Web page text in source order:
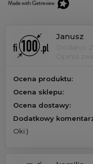
Janusz
Dodano:
Opinia
Ocena produktu:
Ocena sklepu:
Ocena dostawy:
Dodatkowy
Oki:)